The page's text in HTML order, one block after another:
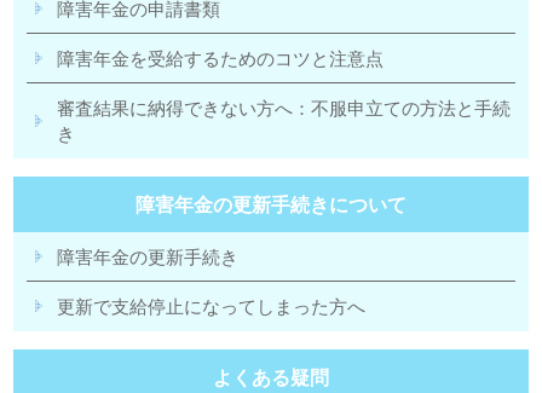
障害年金の申請書類
障害年金を受給するためのコツと注意点
審査結果に納得できない方へ：不服申立ての方法と手続
き
障害年金の更新手続きについて
障害年金の更新手続き
更新で支給停止になってしまった方へ
よくある疑問